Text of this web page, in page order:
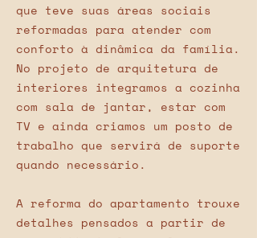
que teve suas áreas sociais
reformadas para atender com
conforto à dinâmica da família.
No projeto de arquitetura de
interiores integramos a cozinha
com sala de jantar, estar com
TV e ainda criamos um posto de
trabalho que servirá de suporte
quando necessário.
A reforma do apartamento trouxe
detalhes pensados a partir de